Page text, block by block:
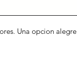
Una opcion alegre